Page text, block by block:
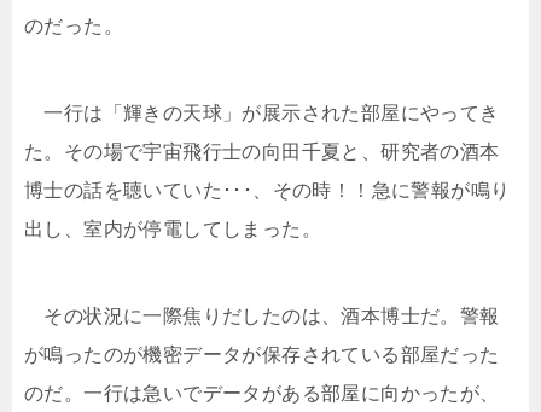
のだった。
一行は「輝きの天球」が展示された部屋にやってき
た。その場で宇宙飛行士の向田千夏と、研究者の酒本
博士の話を聴いていた･･･、その時！！急に警報が鳴り
出し、室内が停電してしまった。
その状況に一際焦りだしたのは、酒本博士だ。警報
が鳴ったのが機密データが保存されている部屋だった
のだ。一行は急いでデータがある部屋に向かったが、